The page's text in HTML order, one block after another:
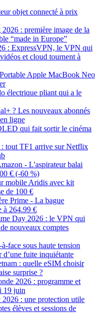
objet connecté à prix
: première image de la
“made in Europe”
: ExpressVPN, le VPN qui
et cloud tournent à
Apple MacBook Neo
électrique pliant qui a le
? Les nouveaux abonnés
ligne
qui fait sortir le cinéma
tout TF1 arrive sur Netflix
- L'aspirateur balai
€ (-60 %)
mobile Aridis avec kit
de 100 €
Prime - La bague
à 264.99 €
Day 2026 : le VPN qui
nouveaux comptes
face sous haute tension
d’une fuite inquiétante
: quelle eSIM choisir
surprise ?
2026 : programme et
19 juin
: une protection utile
élèves et sessions de